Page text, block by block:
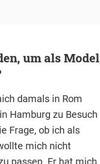
um als Model
damals in Rom
Hamburg zu Besuch
Frage, ob ich als
mich nicht